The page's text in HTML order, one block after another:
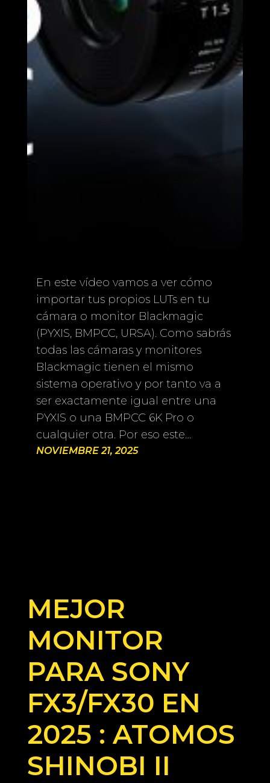
En este vídeo vamos a ver cómo
importar tus propios LUTs en tu
cámara o monitor Blackmagic
(PYXIS, BMPCC, URSA). Como sabrás
todas las cámaras y monitores
Blackmagic tienen el mismo
sistema operativo y por tanto va a
ser exactamente igual entre una
PYXIS o una BMPCC 6K Pro o
cualquier otra. Por eso este…
NOVIEMBRE 21, 2025
MEJOR
MONITOR
PARA SONY
FX3/FX30 EN
2025 : ATOMOS
SHINOBI II